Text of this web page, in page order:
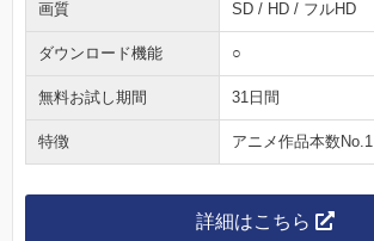
画質 SD / HD / フルHD
ダウンロード機能 ○
無料お試し期間 31日間
特徴 アニメ作品本数No.1
詳細はこちら